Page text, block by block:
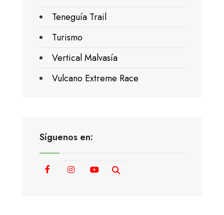
Teneguía Trail
Turismo
Vertical Malvasía
Vulcano Extreme Race
Síguenos en: